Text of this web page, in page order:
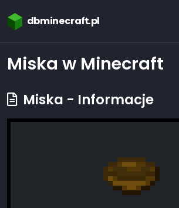
dbminecraft.pl
Miska w Minecraft
Miska - Informacje